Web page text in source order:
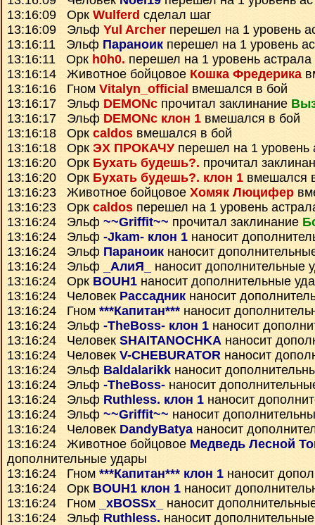
13:16:09 Орк Wulferd сделал шаг
13:16:09 Эльф Yul Archer перешел на 1 уровень
13:16:11 Эльф Параноик перешел на 1 уровень
13:16:11 Орк h0h0. перешел на 1 уровень астрала
13:16:14 Животное бойцовое Кошка Фредерика
13:16:16 Гном Vitalyn_official вмешался в бой
13:16:17 Эльф DEMONc прочитал заклинание
13:16:17 Эльф DEMONc клон 1 вмешался в бой
13:16:18 Орк caldos вмешался в бой
13:16:18 Орк ЭХ ПРОКАЧУперешел на 1 уровень
13:16:20 Орк Бухать будешь?. прочитал
13:16:20 Орк Бухать будешь?. клон 1 вмешался
13:16:23 Животное бойцовое Хомяк Люцифер
13:16:23 Орк caldos перешел на 1 уровень
13:16:24 Эльф ~~Griffit~~ прочитал заклинание
13:16:24 Эльф -Jkam- клон 1 наносит
13:16:24 Эльф Параноик наносит
13:16:24 Эльф
_АлиЯ_
наносит дополнительные
13:16:24 Орк BOUH1 наносит дополнительные
13:16:24 Человек Рассадник наносит
13:16:24 Гном ***Капитан*** наносит
13:16:24 Эльф -TheBoss- клон 1 наносит
13:16:24 Человек SHAITANOCHKA наносит
13:16:24 Человек V-CHEBURATOR наносит
13:16:24 Эльф Baldalarikk наносит
13:16:24 Эльф -TheBoss- наносит
13:16:24 Эльф Ruthless. клон 1 наносит
13:16:24 Эльф ~~Griffit~~ наносит
13:16:24 Человек DandyBatyaнаносит
13:16:24 Животное бойцовое Медведь Лесной
дополнительные удары
13:16:24 Гном ***Капитан*** клон 1 наносит
13:16:24 Орк BOUH1 клон 1 наносит
13:16:24 Гном
_xBOSSx_
наносит
13:16:24 Эльф Ruthless. наносит